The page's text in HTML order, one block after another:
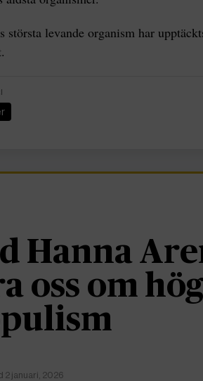
största levande organism har
Hanna
oss om
2 januari, 2026